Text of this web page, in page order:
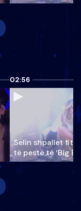
02:56
Selin shpallet
të pestë të ‘Big